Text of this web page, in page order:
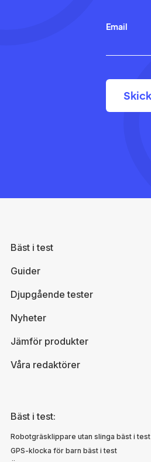
Email
Bäst i test
Guider
Djupgående tester
Nyheter
Jämför produkter
Våra redaktörer
Bäst i test:
Robotgräsklippare utan slinga bäst i test
GPS-klocka för barn bäst i test